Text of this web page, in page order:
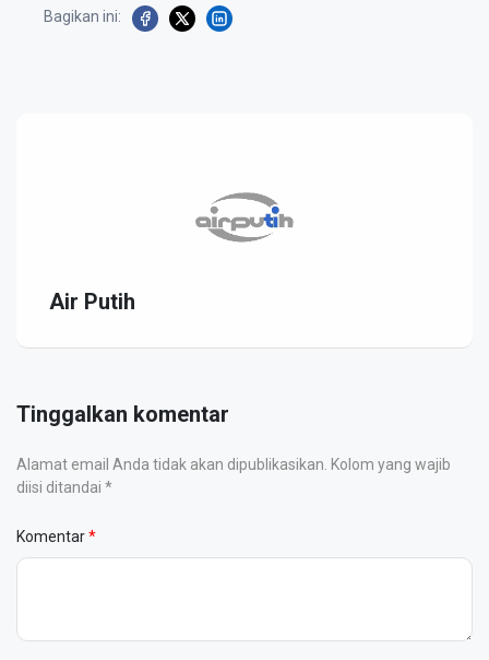
Bagikan ini:
Air Putih
Tinggalkan komentar
Alamat email Anda tidak akan dipublikasikan. Kolom yang wajib
diisi ditandai *
Komentar